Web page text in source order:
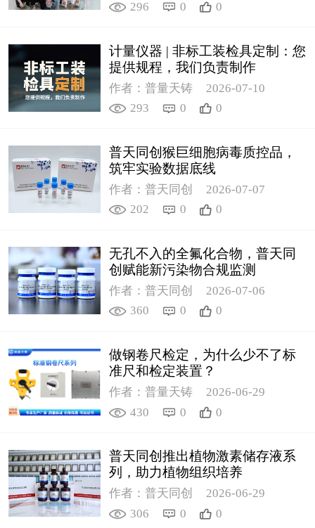
296
0 0
计量仪器 | 非标工装检具定制：您
提供规程，我们负责制作
作者：普量天铸
2026-07-10
293
0 0
普天同创猴巨细胞病毒质控品，
筑牢实验数据底线
作者：普天同创
2026-07-07
202
0 0
无孔不入的全氟化合物，普天同
创赋能新污染物合规监测
作者：普天同创
2026-07-06
360
0 0
做钢卷尺检定，为什么少不了标
准尺和检定装置？
作者：普量天铸
2026-06-29
430
0 0
普天同创推出植物激素储存液系
列，助力植物组织培养
作者：普天同创
2026-06-29
306
0 0